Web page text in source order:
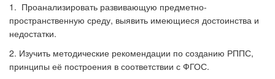
1. Проанализировать развивающую предметно-
пространственную среду, выявить имеющиеся достоинства и
недостатки.
2. Изучить методические рекомендации по созданию РППС,
принципы её построения в соответствии с ФГОС.